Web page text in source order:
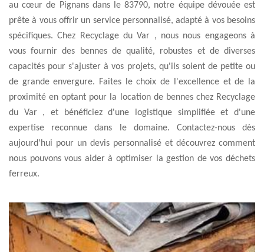
au cœur de Pignans dans le 83790, notre équipe dévouée est
prête à vous offrir un service personnalisé, adapté à vos besoins
spécifiques. Chez Recyclage du Var , nous nous engageons à
vous fournir des bennes de qualité, robustes et de diverses
capacités pour s'ajuster à vos projets, qu'ils soient de petite ou
de grande envergure. Faites le choix de l'excellence et de la
proximité en optant pour la location de bennes chez Recyclage
du Var , et bénéficiez d'une logistique simplifiée et d'une
expertise reconnue dans le domaine. Contactez-nous dès
aujourd'hui pour un devis personnalisé et découvrez comment
nous pouvons vous aider à optimiser la gestion de vos déchets
ferreux.